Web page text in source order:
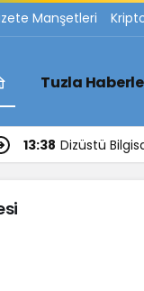
Manşetleri
Tuzla
13:38 Dizüstü